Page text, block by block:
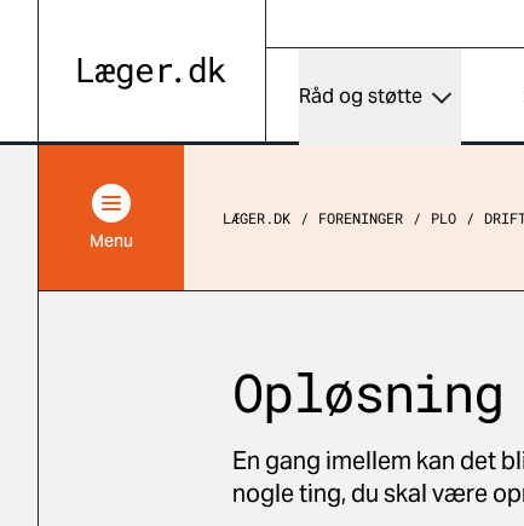
Råd og støtte
Menu
LÆGER.DK FORENINGER PLO
En gang imellem kan det
nogle ting, du skal være